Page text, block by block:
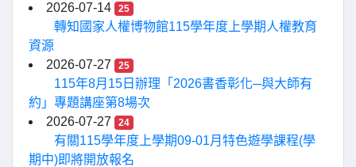
2026-07-14
25
轉知國家人權博物館115學年度上學期人權教育
資源
2026-07-27
25
115年8月15日辦理「2026書香彰化─與大師有
約」專題講座第8場次
2026-07-27
24
有關115學年度上學期09-01月特色遊學課程(學
期中)即將開放報名